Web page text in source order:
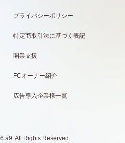
プライバシーポリシー
特定商取引法に基づく表記
開業支援
FCオーナー紹介
広告導入企業様一覧
a9. All Rights Reserved.